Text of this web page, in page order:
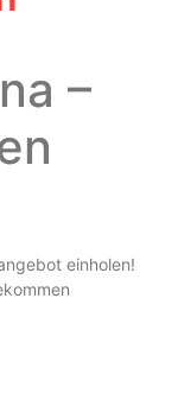
–
einholen!